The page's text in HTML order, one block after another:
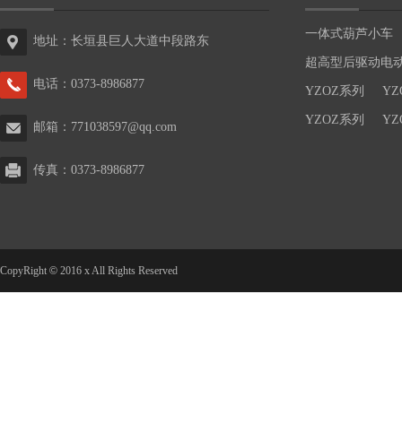
地址：长垣县巨人大道中段路东
电话：0373-8986877
邮箱： 771038597@qq.com
传真：0373-8986877
一体式葫芦小车
超高型后驱动电
YZOZ系列
YZOZ系列
CopyRight © 2016 x All Rights Reserved